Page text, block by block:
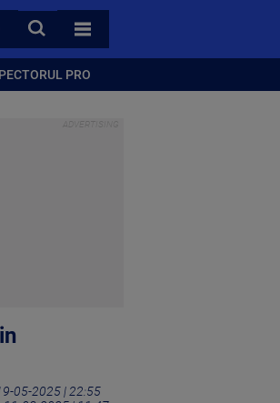
CAUTA
TOATE CATEGORIILE
PRO
05-2025 | 22:55